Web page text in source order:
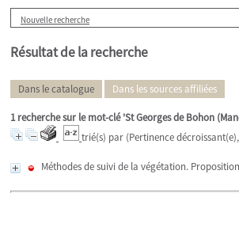
Nouvelle recherche
Résultat de la recherche
Dans le catalogue Dans les sources affiliées
1recherche sur le mot-clé'St Georges de Bohon
trié(s) par (Pertinence
Méthodes de suivi de la végétation.